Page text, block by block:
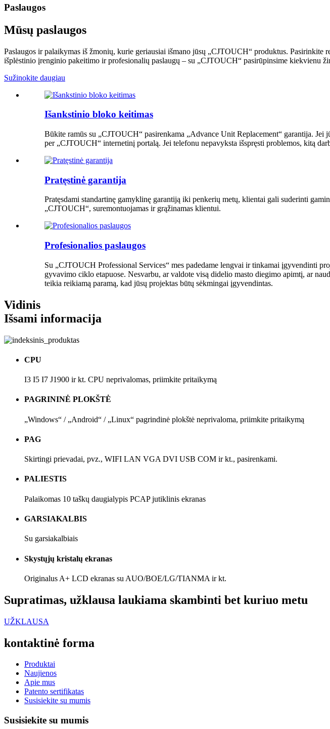
Paslaugos
Mūsų paslaugos
Paslaugos ir palaikymas iš žmonių, kurie geriausiai išmano jūsų „CJTOUCH“ produktus.
išplėstinio įrenginio pakeitimo ir profesionalių paslaugų – su „CJTOUCH“ pasirūpinsime kiekvienu
Sužinokite daugiau
Išankstinio bloko keitimas
Būkite ramūs su „CJTOUCH“ pasirenkama „Advance Unit Replacement“ garantija.
per „CJTOUCH“ internetinį portalą. Jei telefonu nepavyksta išspręsti problemos, kitą
Pratęstinė garantija
Pratęsdami standartinę gamyklinę garantiją iki penkerių metų, klientai gali suderinti
„CJTOUCH“, suremontuojamas ir grąžinamas klientui.
Profesionalios paslaugos
Su „CJTOUCH Professional Services“ mes padedame lengvai ir tinkamai įgyvendinti
gyvavimo ciklo etapuose. Nesvarbu, ar valdote visą didelio masto diegimo apimtį, ar
teikia reikiamą paramą, kad jūsų projektas būtų sėkmingai įgyvendintas.
Vidinis
Išsami informacija
CPU
I3 I5 I7 J1900 ir kt. CPU neprivalomas, priimkite pritaikymą
PAGRININĖ PLOKŠTĖ
„Windows“ / „Android“ / „Linux“ pagrindinė plokštė neprivaloma, priimkite pritaikymą
PAG
Skirtingi prievadai, pvz., WIFI LAN VGA DVI USB COM ir kt., pasirenkami.
PALIESTIS
Palaikomas 10 taškų daugialypis PCAP jutiklinis ekranas
GARSIAKALBIS
Su garsiakalbiais
Skystųjų kristalų ekranas
Originalus A+ LCD ekranas su AUO/BOE/LG/TIANMA ir kt.
Supratimas, užklausa laukiama skambinti bet kuriuo metu
UŽKLAUSA
kontaktinė forma
Produktai
Naujienos
Apie mus
Patento sertifikatas
Susisiekite su mumis
Susisiekite su mumis